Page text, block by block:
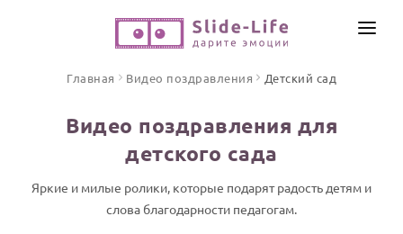
Песни поздравления
ИНСТРУМЕНТЫ
Главная Видео поздравления Детский сад
Видео поздравления для
детского сада
Яркие и милые ролики, которые подарят радость детям и
слова благодарности педагогам.